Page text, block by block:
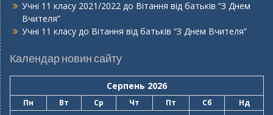
Учні 11 класу 2021/2022 до Вітання від батьків “З Днем
Вчителя”
Учні 11 класу до Вітання від батьків “З Днем Вчителя”
Календар новин сайту
Серпень 2026
Пн Вт Ср Чт Пт Сб
Нд